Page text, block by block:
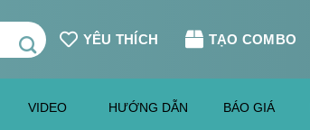
YÊU THÍCH TẠO COMBO
VIDEO HƯỚNG DẪN BÁO GIÁ